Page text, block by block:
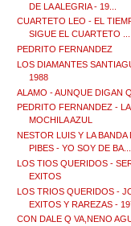
DE LA ALEGRIA - 19...
CUARTETO LEO - EL
SIGUE EL CUARTETO ...
PEDRITO FERNANDEZ
LOS DIAMANTES
1988
ALAMO - AUNQUE DIGAN
PEDRITO FERNANDEZ -
MOCHILA AZUL
NESTOR LUIS Y LA BANDA
PIBES - YO SOY DE BA...
LOS TIOS QUERIDOS -
EXITOS
LOS TRIOS QUERIDOS -
EXITOS Y RAREZAS -
CON DALE Q VA,NENO